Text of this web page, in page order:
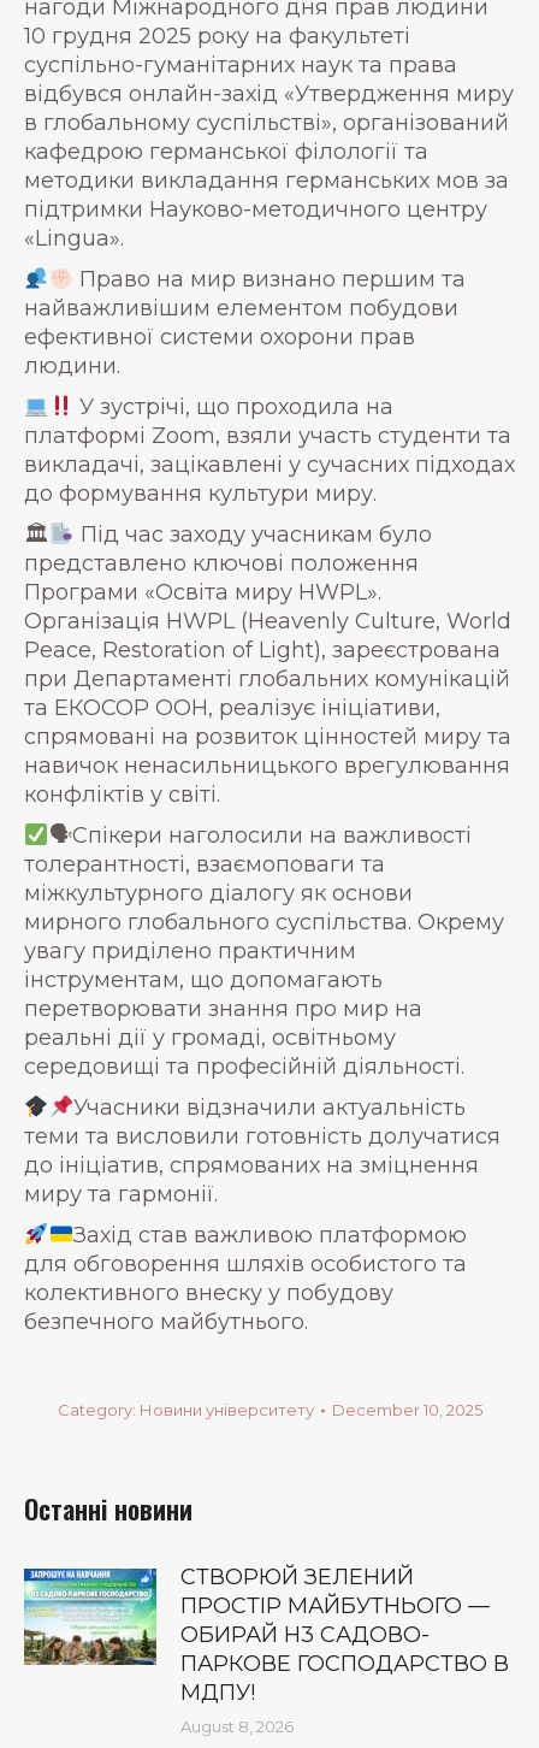
нагоди Міжнародного дня прав людини
10 грудня 2025 року на факультеті
суспільно-гуманітарних наук та права
відбувся онлайн-захід «Утвердження миру
в глобальному суспільстві», організований
кафедрою германської філології та
методики викладання германських мов за
підтримки Науково-методичного центру
«Lingua».
Право на мир визнано першим та
найважливішим елементом побудови
ефективної системи охорони прав
людини.
У зустрічі, що проходила на
платформі Zoom, взяли участь студенти та
викладачі, зацікавлені у сучасних підходах
до формування культури миру.
🏛
Під час заходу учасникам було
представлено ключові положення
Програми «Освіта миру HWPL».
Організація HWPL (Heavenly Culture, World
Peace, Restoration of Light), зареєстрована
при Департаменті глобальних комунікацій
та ЕКОСОР ООН, реалізує ініціативи,
спрямовані на розвиток цінностей миру та
навичок ненасильницького врегулювання
конфліктів у світі.
🗣Спікери наголосили на важливості
толерантності, взаємоповаги та
міжкультурного діалогу як основи
мирного глобального суспільства. Окрему
увагу приділено практичним
інструментам, що допомагають
перетворювати знання про мир на
реальні дії у громаді, освітньому
середовищі та професійній діяльності.
Учасники відзначили актуальність
теми та висловили готовність долучатися
до ініціатив, спрямованих на зміцнення
миру та гармонії.
Захід став важливою платформою
для обговорення шляхів особистого та
колективного внеску у побудову
безпечного майбутнього.
Category: Новини університету December 10, 2025
Останні новини
СТВОРЮЙ ЗЕЛЕНИЙ
ПРОСТІР МАЙБУТНЬОГО —
ОБИРАЙ Н3 САДОВО-
ПАРКОВЕ ГОСПОДАРСТВО В
МДПУ!
August 8, 2026